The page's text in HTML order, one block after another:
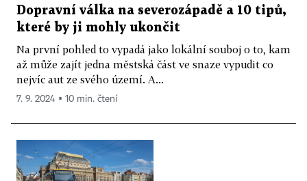
Dopravní válka na severozápadě a 10 tipů,
které by ji mohly ukončit
Na první pohled to vypadá jako lokální souboj o to, kam
až může zajít jedna městská část ve snaze vypudit co
nejvíc aut ze svého území. A...
7. 9. 2024 ▪ 10 min. čtení